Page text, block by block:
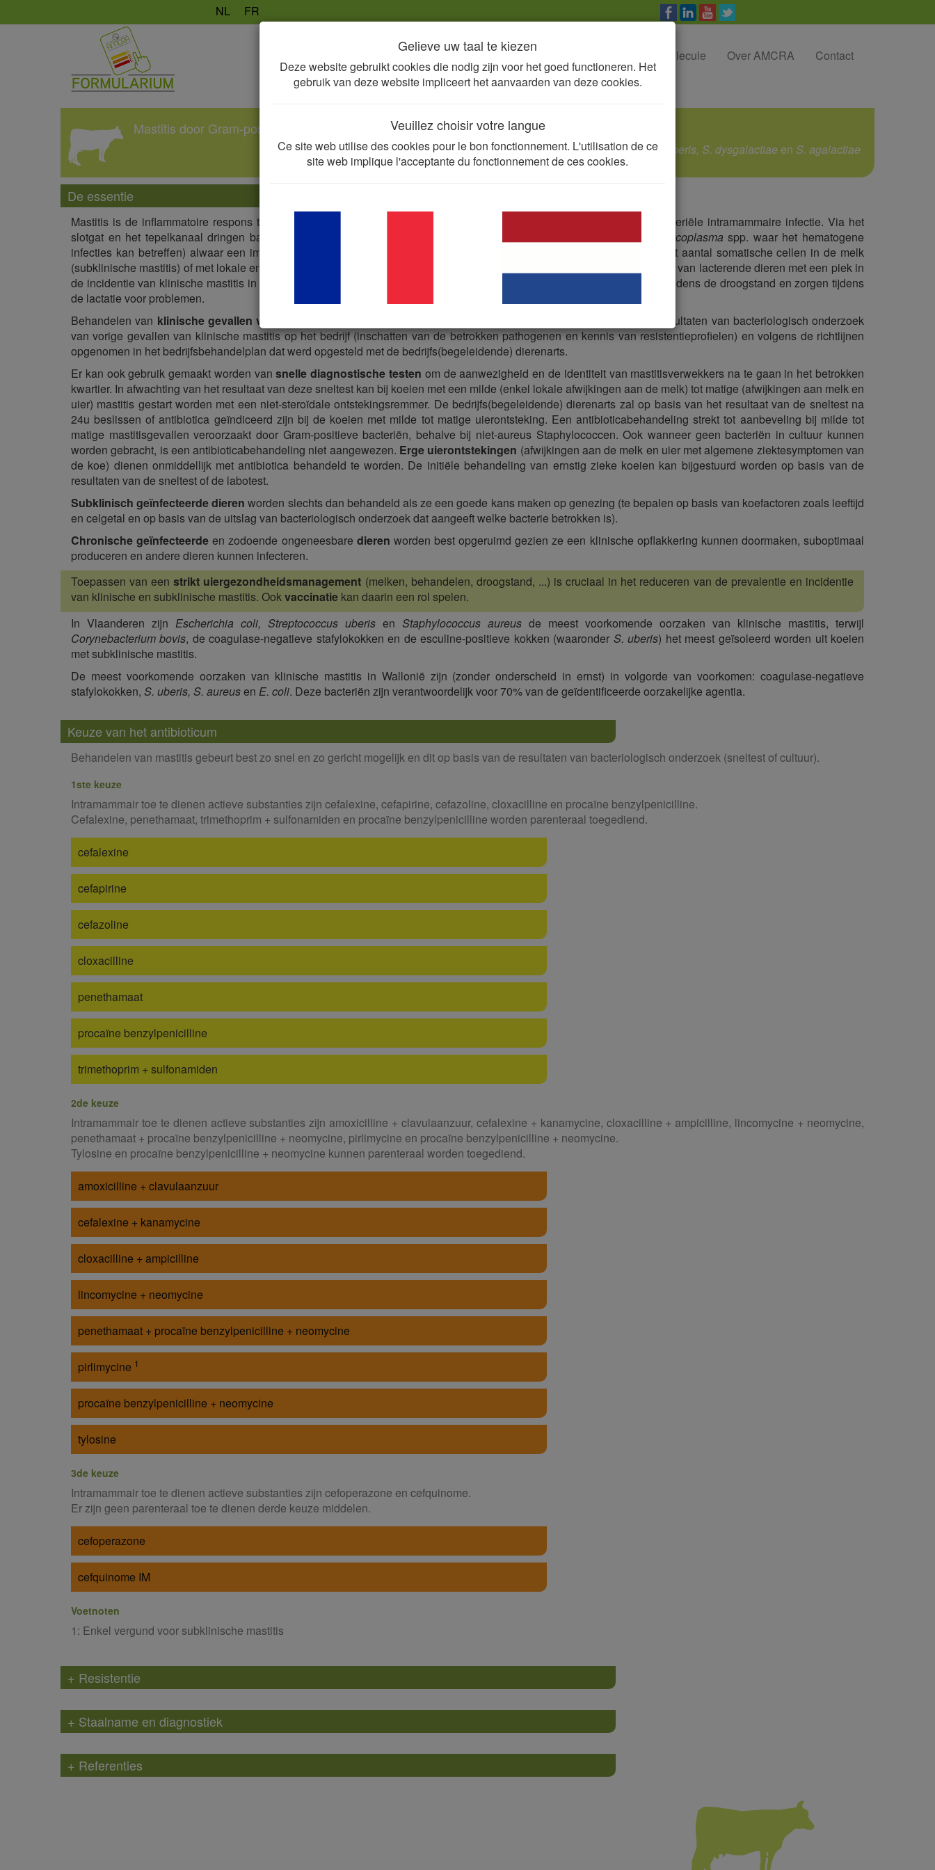
NL FR
Stapsgewijze keuze Antibioticaklassen Zoek molecule Over AMCRA Contact
Mastitis door Gram-positieve bacteriën
Staphylococcus aureus, Streptococcus uberis, S. dysgalactiaeen S. agalactiae
De essentie
Mastitis is de inflammatoire respons ter hoogte van het uierweefsel die hoofdzakelijk ontstaat ten gevolge van een bacteriële intramammaire infectie. Via het
slotgat en het tepelkanaal dringen bacteriën het hogerliggend uierweefsel binnen (met als belangrijke uitzondering
Mycoplasma spp. waar het hematogene
infecties kan betreffen) alwaar een immuunreactie wordt uitgelokt die ofwel enkel gepaard gaat met een stijging van het aantal somatische cellen in de melk
(subklinische mastitis) of met lokale en/of systemische symptomen (klinische mastitis). Mastitis is een typische aandoening van lacterende dieren met een piek in
de incidentie van klinische mastitis in vroege lactatie, ook bij vaarzen. Heel wat intramammaire infecties echter ontstaan tijdens de droogstand en zorgen tijdens
de lactatie voor problemen.
Behandelen van klinische gevallen van mastitis
gebeurt best zo snel en zo gericht mogelijk en dit op basis van de resultaten van bacteriologisch onderzoek
van vorige gevallen van klinische mastitis op het bedrijf (inschatten van de betrokken pathogenen en kennis van resistentieprofielen) en volgens de richtlijnen
opgenomen in het bedrijfsbehandelplan dat werd opgesteld met de bedrijfs(begeleidende) dierenarts.
Er kan ook gebruik gemaakt worden vansnelle diagnostische testen om de aanwezigheid en de identiteit van mastitisverwekkers na te gaan in het betrokken
kwartier. In afwachting van het resultaat van deze sneltest kan bij koeien met een milde (enkel lokale afwijkingen aan de melk) tot matige (afwijkingen aan melk en
uier) mastitis gestart worden met een niet-steroïdale ontstekingsremmer. De bedrijfs(begeleidende) dierenarts zal op basis van het resultaat van de sneltest na
24u beslissen of antibiotica geïndiceerd zijn bij de koeien met milde tot matige uierontsteking. Een antibioticabehandeling strekt tot aanbeveling bij milde tot
matige mastitisgevallen veroorzaakt door Gram-positieve bacteriën, behalve bij niet-aureus Staphylococcen. Ook wanneer geen bacteriën in cultuur kunnen
worden gebracht, is een antibioticabehandeling niet aangewezen. Erge uierontstekingen (afwijkingen aan de melk en uier met algemene ziektesymptomen van
de koe) dienen onmiddellijk met antibiotica behandeld te worden. De initiële behandeling van ernstig zieke koeien kan bijgestuurd worden op basis van de
resultaten van de sneltest of de labotest.
Subklinisch geïnfecteerde dieren worden slechts dan behandeld als ze een goede kans maken op genezing (te bepalen op basis van koefactoren zoals leeftijd
en celgetal en op basis van de uitslag van bacteriologisch onderzoek dat aangeeft welke bacterie betrokken is).
Chronische geïnfecteerde en zodoende ongeneesbare dieren worden best opgeruimd gezien ze een klinische opflakkering kunnen doormaken, suboptimaal
produceren en andere dieren kunnen infecteren.
Toepassen van eenstrikt uiergezondheidsmanagement (melken, behandelen, droogstand, ...) is cruciaal in het reduceren van de prevalentie en incidentie
van klinische en subklinische mastitis. Ookvaccinatie kan daarin een rol spelen.
In Vlaanderen zijn Escherichia coli, Streptococcus uberis en Staphylococcus aureus de meest voorkomende oorzaken van klinische mastitis, terwijl
Corynebacterium bovis, de coagulase-negatieve stafylokokken en de esculine-positieve kokken (waaronder S. uberis) het meest geïsoleerd worden uit koeien
met subklinische mastitis.
De meest voorkomende oorzaken van klinische mastitis in Wallonië zijn (zonder onderscheid in ernst) in volgorde van voorkomen: coagulase-negatieve
stafylokokken, S. uberis, S. aureusen E. coli. Deze bacteriën zijn verantwoordelijk voor 70% van de geïdentificeerde oorzakelijke agentia.
Keuze van het antibioticum
Behandelen van mastitis gebeurt best zo snel en zo gericht mogelijk en dit op basis van de resultaten van bacteriologisch onderzoek (sneltest of cultuur).
1ste keuze
Intramammair toe te dienen actieve substanties zijn cefalexine, cefapirine, cefazoline, cloxacilline en procaïne benzylpenicilline.
Cefalexine, penethamaat, trimethoprim + sulfonamiden en procaïne benzylpenicilline worden parenteraal toegediend.
cefalexine
cefapirine
cefazoline
cloxacilline
penethamaat
procaïne benzylpenicilline
trimethoprim + sulfonamiden
2de keuze
Intramammair toe te dienen actieve substanties zijn amoxicilline + clavulaanzuur, cefalexine + kanamycine, cloxacilline + ampicilline, lincomycine + neomycine,
penethamaat + procaïne benzylpenicilline + neomycine, pirlimycine en procaïne benzylpenicilline + neomycine.
Tylosine en procaïne benzylpenicilline + neomycine kunnen parenteraal worden toegediend.
amoxicilline + clavulaanzuur
cefalexine + kanamycine
cloxacilline + ampicilline
lincomycine + neomycine
penethamaat + procaïne benzylpenicilline + neomycine
pirlimycine 1
procaïne benzylpenicilline + neomycine
tylosine
3de keuze
Intramammair toe te dienen actieve substanties zijn cefoperazone en cefquinome.
Er zijn geen parenteraal toe te dienen derde keuze middelen.
cefoperazone
cefquinome IM
Voetnoten
1: Enkel vergund voor subklinische mastitis
+ Resistentie
+ Staalname en diagnostiek
+ Referenties
Gelieve uw taal te kiezen
Deze website gebruikt cookies die nodig zijn voor het goed functioneren. Het
gebruik van deze website impliceert het aanvaarden van deze cookies.
Veuillez choisir votre langue
Ce site web utilise des cookies pour le bon fonctionnement. L'utilisation de ce
site web implique l'acceptante du fonctionnement de ces cookies.